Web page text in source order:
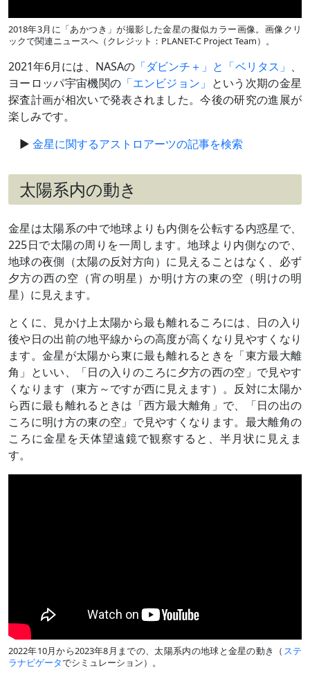
2018年3月に「あかつき」が撮影した金星の擬似カラー画像。画像クリ
ックで関連ニュースへ（クレジット：PLANET-C Project Team）。
2021年6月には、NASAの「ダビンチ＋」と「ベリタス」 、
ヨーロッパ宇宙機関の 「エンビジョン」 という次期の金星
探査計画が相次いで発表されました。今後の研究の進展が
楽しみです。
金星に関するアストロアーツの記事を検索
太陽系内の動き
金星は太陽系の中で地球よりも内側を公転する内惑星で、
225日で太陽の周りを一周します。地球より内側なので、
地球の夜側（太陽の反対方向）に見えることはなく、必ず
夕方の西の空（宵の明星）か明け方の東の空（明けの明
星）に見えます。
とくに、見かけ上太陽から最も離れるころには、日の入り
後や日の出前の地平線からの高度が高くなり見やすくなり
ます。金星が太陽から東に最も離れるときを「東方最大離
角」といい、「日の入りのころに夕方の西の空」で見やす
くなります（東方～ですが西に見えます）。反対に太陽か
ら西に最も離れるときは「西方最大離角」で、「日の出の
ころに明け方の東の空」で見やすくなります。最大離角の
ころに金星を天体望遠鏡で観察すると、半月状に見えま
す。
2022年10月から2023年8月までの、太陽系内の地球と金星の動き（ ステ
ラナビゲータでシミュレーション）。